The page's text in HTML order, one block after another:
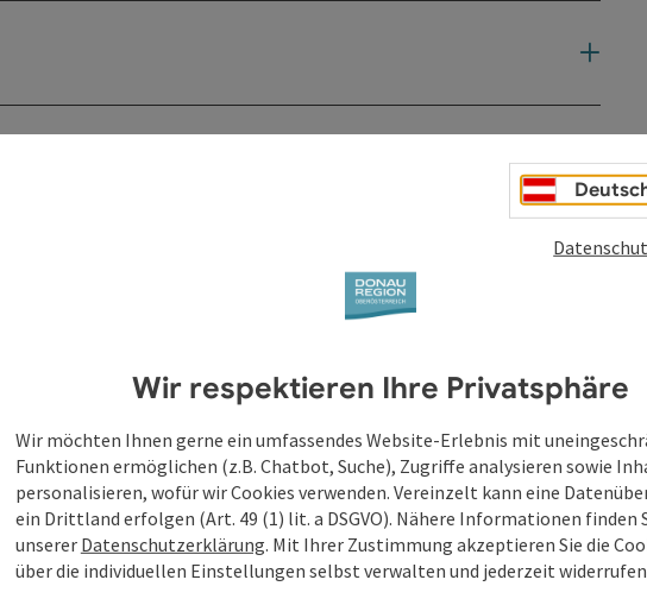
Wir respektieren Ihre Privatsphäre
Wir möchten Ihnen gerne ein umfassendes Website-Erlebnis mit
Funktionen ermöglichen (z.B. Chatbot, Suche), Zugriffe analysieren sowie
personalisieren, wofür wir Cookies verwenden. Vereinzelt kann eine
ein Drittland erfolgen (Art. 49 (1) lit. a DSGVO). Nähere Informationen finden
unserer Datenschutzerklärung. Mit Ihrer Zustimmung akzeptieren Sie die
über die individuellen Einstellungen selbst verwalten und jederzeit